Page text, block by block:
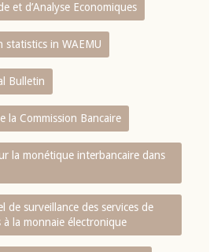
et d’Analyse Economiques
statistics in WAEMU
Bulletin
la Commission Bancaire
la monétique interbancaire dans
de surveillance des services de
à la monnaie électronique